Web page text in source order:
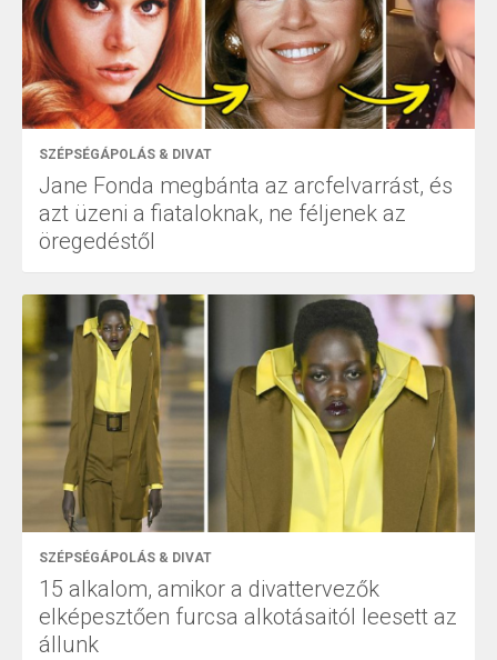
SZÉPSÉGÁPOLÁS & DIVAT
Jane Fonda megbánta az arcfelvarrást, és
azt üzeni a fiataloknak, ne féljenek az
öregedéstől
SZÉPSÉGÁPOLÁS & DIVAT
15 alkalom, amikor a divattervezők
elképesztően furcsa alkotásaitól leesett az
állunk